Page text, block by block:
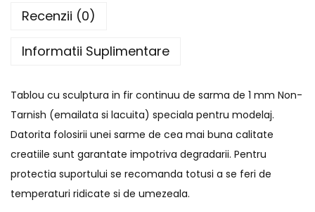
Recenzii (0)
Informatii Suplimentare
Tablou cu sculptura in fir continuu de sarma de 1 mm Non-
Tarnish (emailata si lacuita) speciala pentru modelaj.
Datorita folosirii unei sarme de cea mai buna calitate
creatiile sunt garantate impotriva degradarii. Pentru
protectia suportului se recomanda totusi a se feri de
temperaturi ridicate si de umezeala.